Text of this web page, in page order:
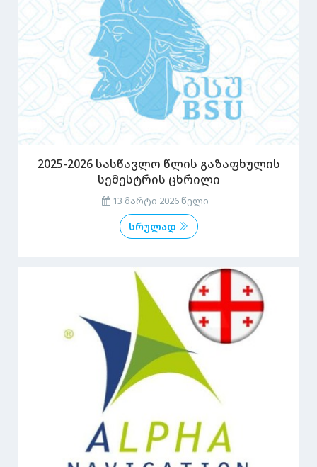
2025-2026 სასწავლო წლის გაზაფხულის
სემესტრის ცხრილი
13 მარტი 2026 წელი
სრულად